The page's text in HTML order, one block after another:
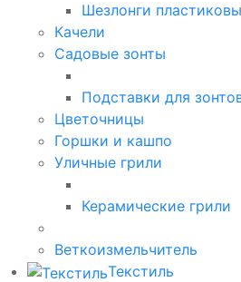
Шезлонги
Качели
Садовые зонты
Подставки для
Цветочницы
Горшки и кашпо
Уличные грили
Керамические грили
Веткоизмельчитель
Текстиль